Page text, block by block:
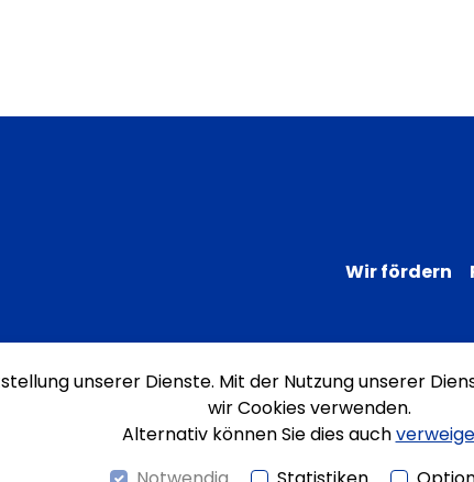
Wir fördern
Impressum Datenschutz
unserer Dienste. Mit der Nutzung unserer
wir Cookies verwenden.
Alternativ können Sie dies auch